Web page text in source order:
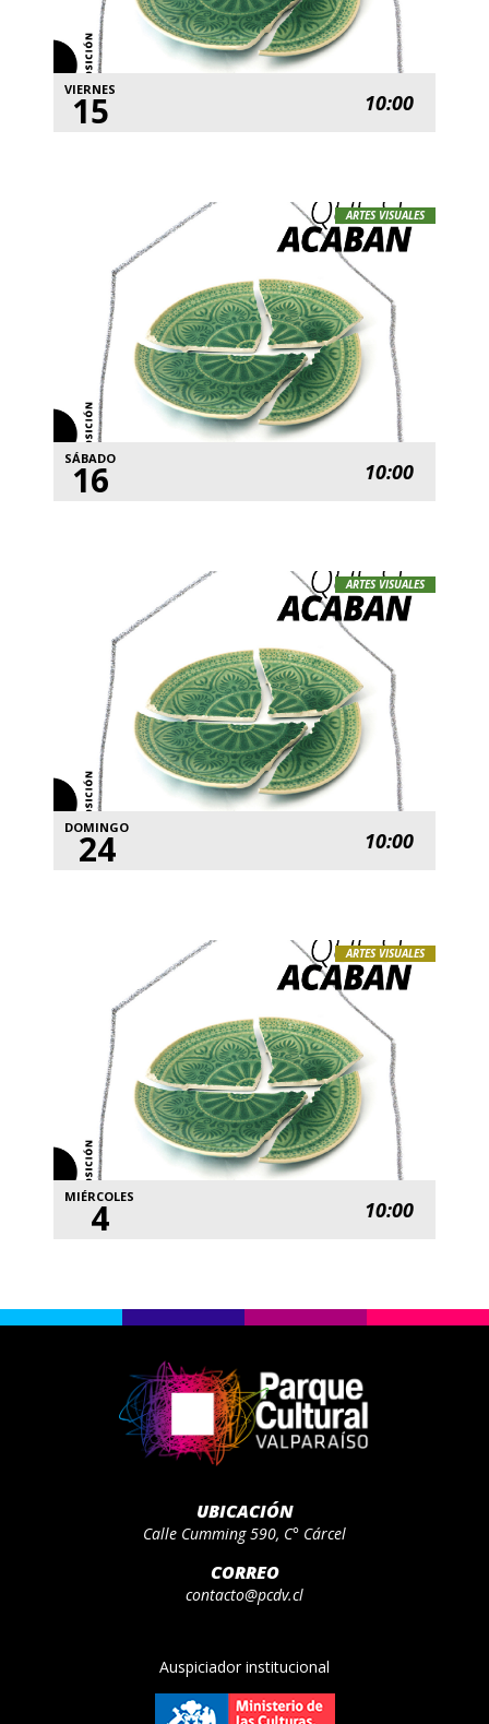
VIERNES
15 10:00
ARTES VISUALES
SÁBADO
16 10:00
ARTES VISUALES
DOMINGO
24 10:00
ARTES VISUALES
MIÉRCOLES
4 10:00
UBICACIÓN
Calle Cumming 590, C° Cárcel
CORREO
contacto@pcdv.cl
Auspiciador institucional